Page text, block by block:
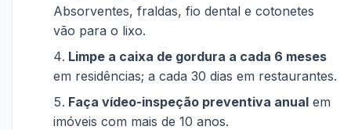
Absorventes, fraldas, fio dental e cotonetes
vão para o lixo.
Limpe a caixa de gordura a cada 6 meses
em residências; a cada 30 dias em restaurantes.
Faça vídeo-inspeção preventiva anual em
imóveis com mais de 10 anos.